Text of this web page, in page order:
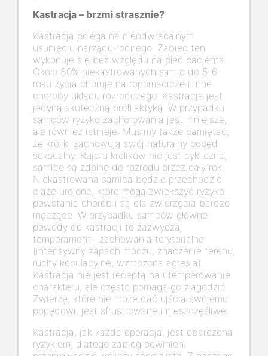
Kastracja – brzmi strasznie?
Kastracja polega na nieodwracalnym
usunięciu narządu rodnego. Zabieg ten
wykonuje się bez względu na płeć pacjenta.
Około 80% niekastrowanych samic do 5-6
roku życia choruje na ropomacicze i inne
choroby układu rozrodczego. Kastracja jest
jedyną skuteczną profilaktyką. W przypadku
samców ryzyko zachorowania jest mniejsze,
ale również istnieje. Musimy także pamiętać,
że króliki zachowują swój naturalny popęd
seksualny. Ruja u królików nie jest cykliczna,
samice są zdolne do rozrodu przez cały rok.
Niekastrowana samica będzie przechodzić
ciąże urojone, które mogą zwiększyć ryzyko
powstania chorób i są dla zwierzęcia bardzo
męczące. W przypadku samców główne
powody do kastracji to zazwyczaj
temperament i zachowania terytorialne
(intensywny zapach moczu, znaczenie terenu,
ruchy kopulacyjne, wzmożona agresja).
Kastracja nie jest receptą na utemperowanie
charakteru, ale często pomaga go złagodzić.
Zwierzę, które nie może dać ujścia swojemu
popędowi, jest sfrustrowane i nieszczęśliwe.
Kastracja, jak każda operacja, jest obarczona
ryzykiem, dlatego zabieg powinien